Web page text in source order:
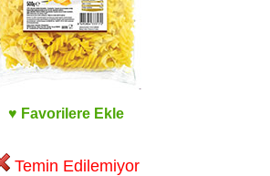
♥ Favorilere Ekle
Temin Edilemiyor